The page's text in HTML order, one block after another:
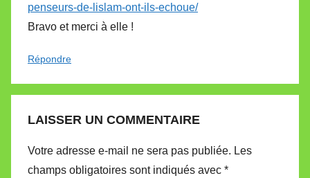
penseurs-de-lislam-ont-ils-echoue/
Bravo et merci à elle !
Répondre
LAISSER UN COMMENTAIRE
Votre adresse e-mail ne sera pas publiée. Les
champs obligatoires sont indiqués avec *